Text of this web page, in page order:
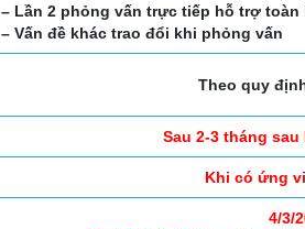
– Lần 2 phỏng vấn trực tiếp hỗ trợ
– Vấn đề khác trao đổi khi phỏng vấn
Theo quy
Sau 2-3 tháng
Khi có ứng
4/3/